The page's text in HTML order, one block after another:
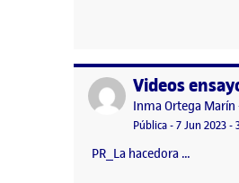
Publicado por
Publicado por
Inma Ortega Marín
Visibilidad:
Pública-Fecha de
7 Jun 2023-
PR_La hacedora …